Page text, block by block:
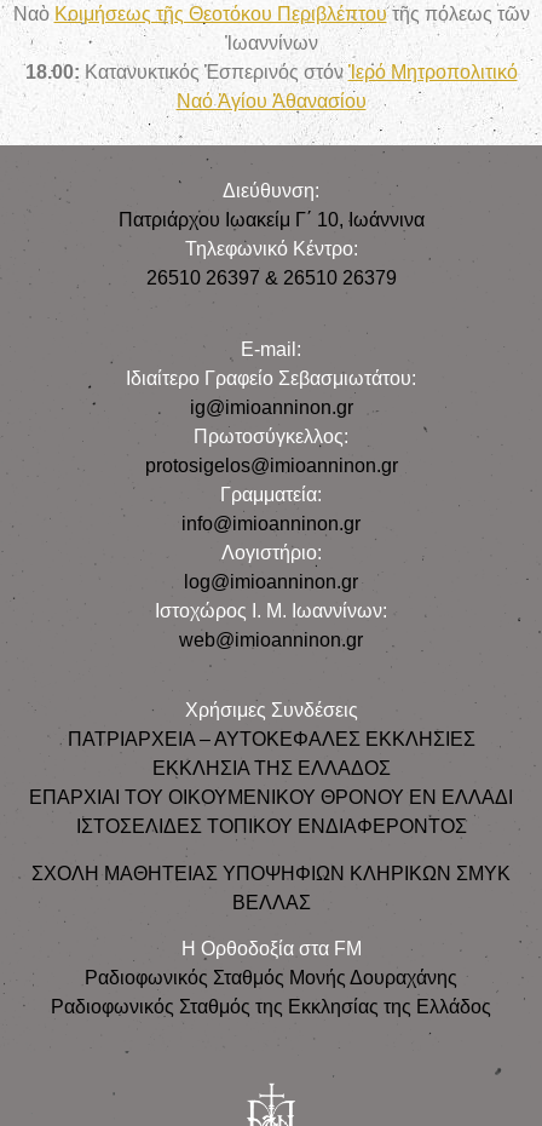
Ναὸ Κοιμήσεως τῆς Θεοτόκου Περιβλέπτου τῆς πόλεως τῶν
Ἰωαννίνων
18.00: Κατανυκτικός Ἑσπερινός στόν Ἱερό Μητροπολιτικό
Ναό Ἁγίου Ἀθανασίου
Διεύθυνση:
Πατριάρχου Ιωακείμ Γ΄ 10, Iωάννινα
Τηλεφωνικό Κέντρο:
26510 26397 & 26510 26379
E-mail:
Iδιαίτερο Γραφείο Σεβασμιωτάτου:
ig@imioanninon.gr
Πρωτοσύγκελλος:
protosigelos@imioanninon.gr
Γραμματεία:
info@imioanninon.gr
Λογιστήριο:
log@imioanninon.gr
Ιστοχώρος Ι. Μ. Ιωαννίνων:
web@imioanninon.gr
Χρήσιμες Συνδέσεις
ΠΑΤΡΙΑΡΧΕΙΑ – ΑΥΤΟΚΕΦΑΛΕΣ ΕΚΚΛΗΣΙΕΣ
ΕΚΚΛΗΣΙΑ ΤΗΣ ΕΛΛΑΔΟΣ
ΕΠΑΡΧΙΑΙ ΤΟΥ ΟΙΚΟΥΜΕΝΙΚΟΥ ΘΡΟΝΟΥ ΕΝ ΕΛΛΑΔΙ
ΙΣΤΟΣΕΛΙΔΕΣ ΤΟΠΙΚΟΥ ΕΝΔΙΑΦΕΡΟΝΤΟΣ
ΣΧΟΛΗ ΜΑΘΗΤΕΙΑΣ ΥΠΟΨΗΦΙΩΝ ΚΛΗΡΙΚΩΝ ΣΜΥΚ
ΒΕΛΛΑΣ
Η Ορθοδοξία στα FM
Ραδιοφωνικός Σταθμός Μονής Δουραχάνης
Ραδιοφωνικός Σταθμός της Εκκλησίας της Ελλάδος